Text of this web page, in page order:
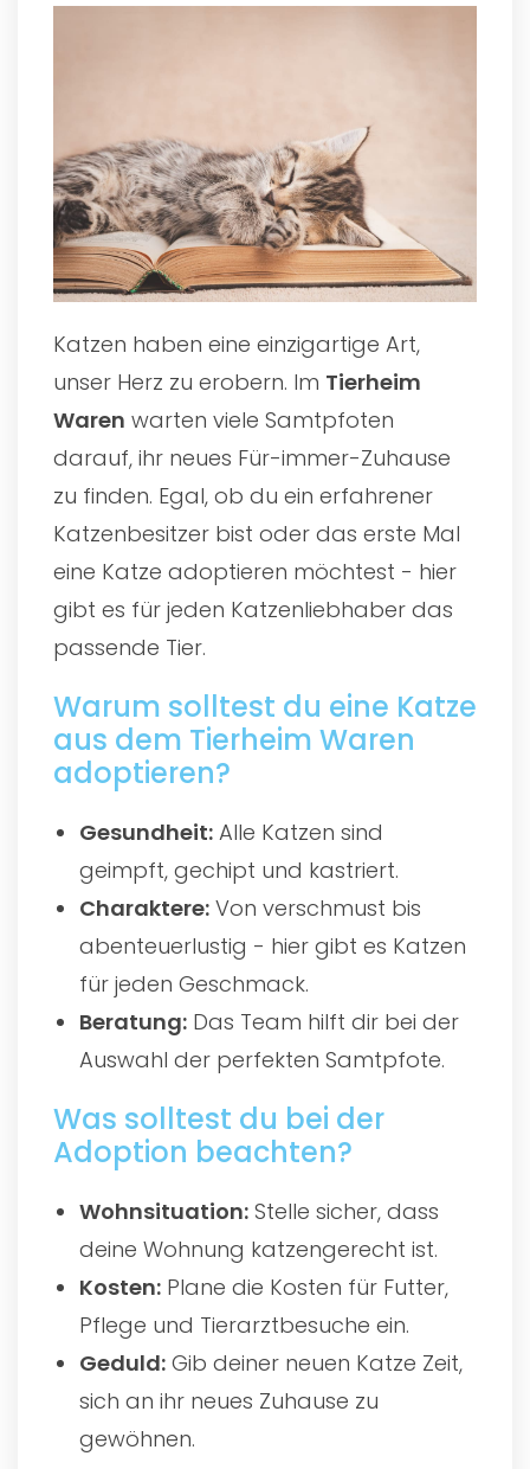
Katzen haben eine einzigartige Art,
unser Herz zu erobern. Im Tierheim
Waren warten viele Samtpfoten
darauf, ihr neues Für-immer-Zuhause
zu finden. Egal, ob du ein erfahrener
Katzenbesitzer bist oder das erste Mal
eine Katze adoptieren möchtest - hier
gibt es für jeden Katzenliebhaber das
passende Tier.
Warum solltest du eine Katze
aus dem Tierheim Waren
adoptieren?
Gesundheit: Alle Katzen sind
geimpft, gechipt und kastriert.
Charaktere: Von verschmust bis
abenteuerlustig - hier gibt es Katzen
für jeden Geschmack.
Beratung: Das Team hilft dir bei der
Auswahl der perfekten Samtpfote.
Was solltest du bei der
Adoption beachten?
Wohnsituation: Stelle sicher, dass
deine Wohnung katzengerecht ist.
Kosten: Plane die Kosten für Futter,
Pflege und Tierarztbesuche ein.
Geduld: Gib deiner neuen Katze Zeit,
sich an ihr neues Zuhause zu
gewöhnen.